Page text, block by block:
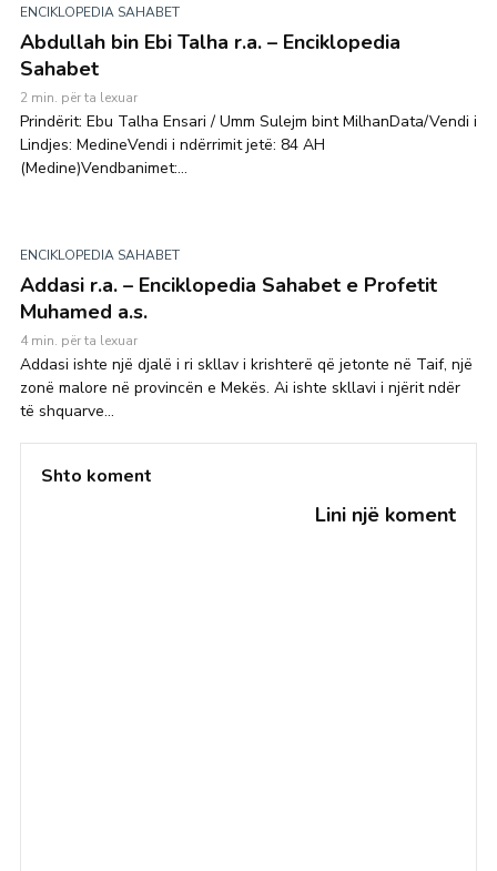
ENCIKLOPEDIA SAHABET
Abdullah bin Ebi Talha r.a. – Enciklopedia
Sahabet
2 min. për ta lexuar
Prindërit: Ebu Talha Ensari / Umm Sulejm bint MilhanData/Vendi i
Lindjes: MedineVendi i ndërrimit jetë: 84 AH
(Medine)Vendbanimet:...
ENCIKLOPEDIA SAHABET
Addasi r.a. – Enciklopedia Sahabet e Profetit
Muhamed a.s.
4 min. për ta lexuar
Addasi ishte një djalë i ri skllav i krishterë që jetonte në Taif, një
zonë malore në provincën e Mekës. Ai ishte skllavi i njërit ndër
të shquarve...
Shto koment
Lini një koment